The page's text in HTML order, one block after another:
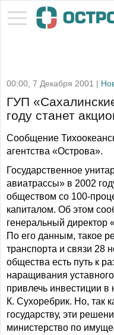
00:00, 7 Декабря 2001 |
ГУП
году станет
Сообщение
агентства «Острова».
Государственное
авиатрассы» в 2002
обществом со 100-
капиталом. Об этом
генеральный директор
По его данным, такое
транспорта и связи 28
общества есть путь к
наращивания
привлечь инвестиции
К. Сухоребрик. Но, так
государству, эти
министерство по